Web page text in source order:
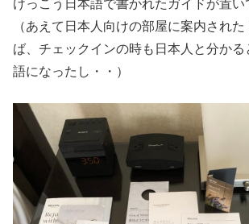
けっこう日本語で書かれたガイドが置い
（あえて日本人向けの部屋に案内された
ば、チェックインの時も日本人と分かる
語になったし・・）